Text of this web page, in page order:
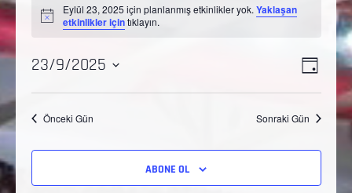
Notice
Eylül 23, 2025 için planlanmış etkinlikler yok. Yaklaşan
etkinlikler içintıklayın.
GÜN
23/9/2025
Tarih
seç.Önceki Gün Sonraki Gün
ABONE OL